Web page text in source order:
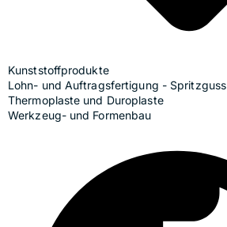
Kunststoffprodukte
Lohn- und Auftragsfertigung - Spritzguss
Thermoplaste und Duroplaste
Werkzeug- und Formenbau